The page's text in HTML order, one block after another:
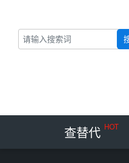
查替代 HOT